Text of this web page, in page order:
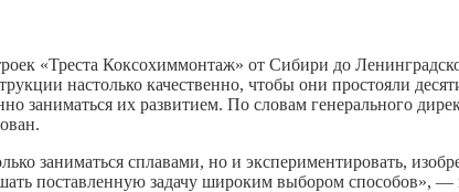
«Треста Коксохиммонтаж» от Сибири до
настолько качественно, чтобы они простояли
заниматься их развитием. По словам генерального
заниматься сплавами, но и экспериментировать,
поставленную задачу широким выбором способов»,